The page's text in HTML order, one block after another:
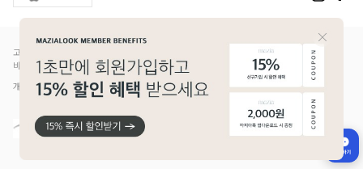
고객님은 안전거래를 위해 현금 등으로 결제 시 저희 쇼핑몰에서 가입한 PG사의 구매안전서
비스를 이용하실 수 있습니다.
개인정보보호배상책임보험(Ⅱ) 가입 - 메리츠화재 증권번호 14610-1327